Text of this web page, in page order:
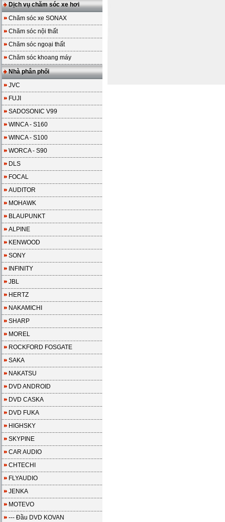
Dịch vụ chăm sóc xe hơi
Chăm sóc xe SONAX
Chăm sóc nội thất
Chăm sóc ngoại thất
Chăm sóc khoang máy
Nhà phân phối
JVC
FUJI
SADOSONIC V99
WINCA - S160
WINCA - S100
WORCA - S90
DLS
FOCAL
AUDITOR
MOHAWK
BLAUPUNKT
ALPINE
KENWOOD
SONY
INFINITY
JBL
HERTZ
NAKAMICHI
SHARP
MOREL
ROCKFORD FOSGATE
SAKA
NAKATSU
DVD ANDROID
DVD CASKA
DVD FUKA
HIGHSKY
SKYPINE
CAR AUDIO
CHTECHI
FLYAUDIO
JENKA
MOTEVO
--- Đầu DVD KOVAN